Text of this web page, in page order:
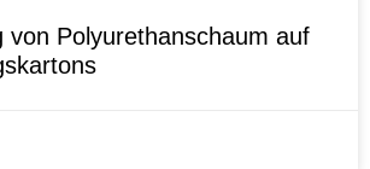
von Polyurethanschaum auf